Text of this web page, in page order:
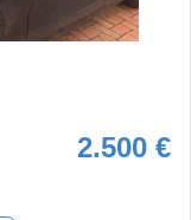
2.500 €